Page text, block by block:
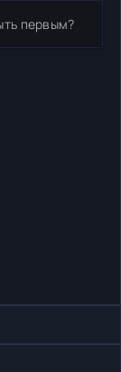
первым?